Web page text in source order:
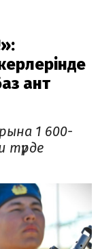
ант
1 600-
түрде